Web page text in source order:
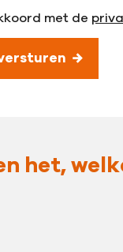
met de
het,